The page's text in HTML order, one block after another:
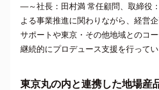
―～社長：田村満 常任顧問、取締役
よる事業推進に関わりながら、経営
サポートや東京・その他地域とのコー
継続的にプロデュース支援を行ってい
東京丸の内と連携した地場産